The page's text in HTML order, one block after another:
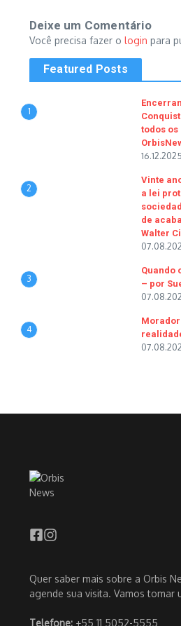
Deixe um Comentário
Você precisa fazer o login para
Featured Posts
1
todos os
16.12.2025
2
Vinte
a lei
de
Walter
3
Quando
– por
4
Quer saber mais sobre a Orbis
agende sua visita. Vamos tomar
Telefone: +55 11 5052-5555